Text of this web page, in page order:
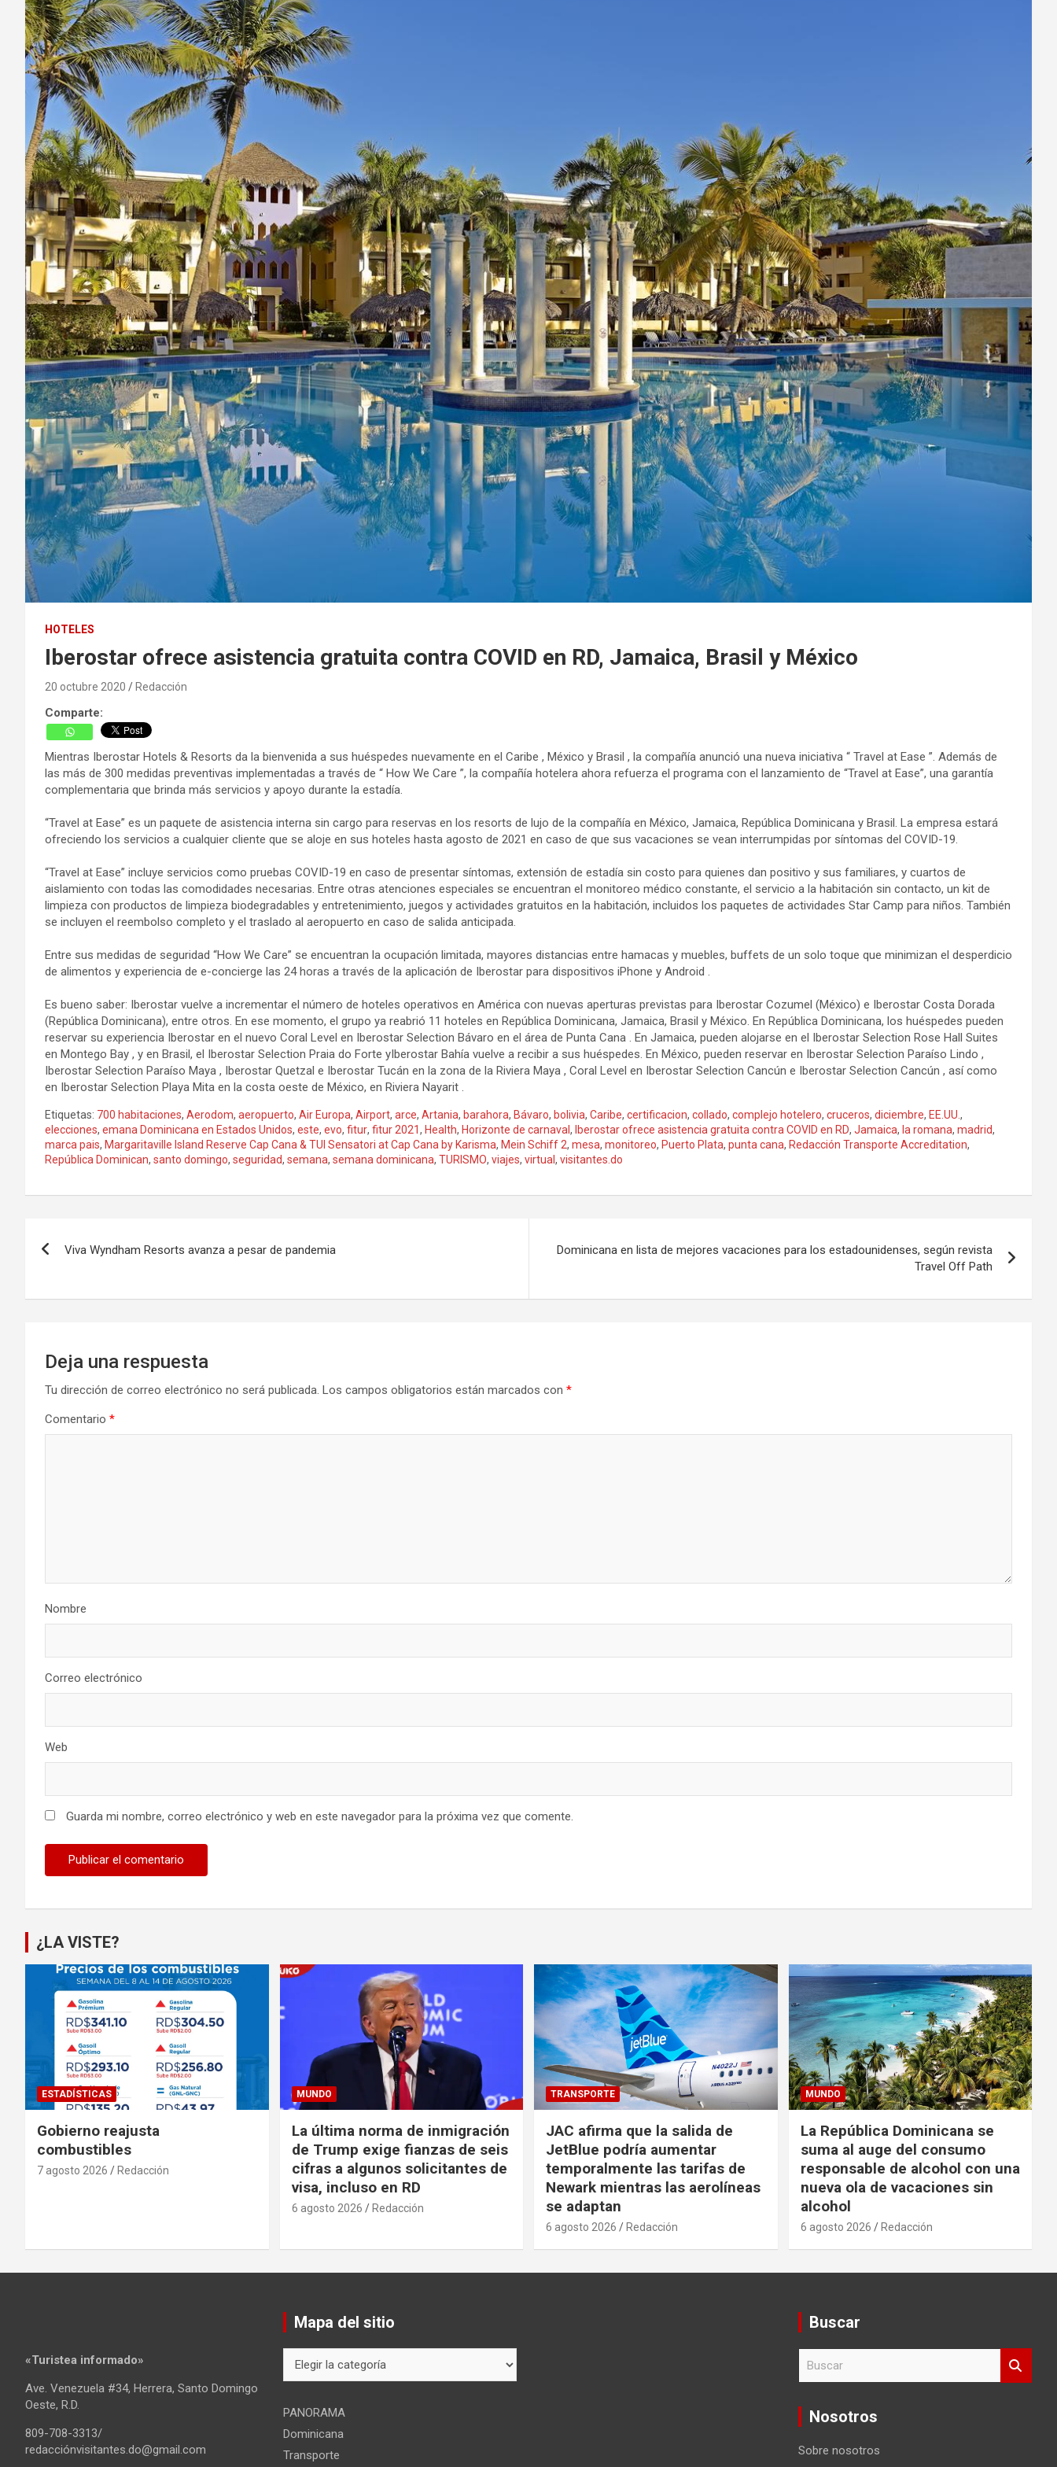
HOTELES
Iberostar ofrece asistencia gratuita contra COVID en RD, Jamaica, Brasil y México
20 octubre 2020 Redacción
Comparte:
Mientras Iberostar Hotels & Resorts da la bienvenida a sus huéspedes nuevamente en el Caribe , México y Brasil , la compañía anunció una nueva iniciativa “ Travel at Ease ”. Además de
las más de 300 medidas preventivas implementadas a través de “ How We Care ”, la compañía hotelera ahora refuerza el programa con el lanzamiento de “Travel at Ease”, una garantía
complementaria que brinda más servicios y apoyo durante la estadía.
“Travel at Ease” es un paquete de asistencia interna sin cargo para reservas en los resorts de lujo de la compañía en México, Jamaica, República Dominicana y Brasil. La empresa estará
ofreciendo los servicios a cualquier cliente que se aloje en sus hoteles hasta agosto de 2021 en caso de que sus vacaciones se vean interrumpidas por síntomas del COVID-19.
“Travel at Ease” incluye servicios como pruebas COVID-19 en caso de presentar síntomas, extensión de estadía sin costo para quienes dan positivo y sus familiares, y cuartos de
aislamiento con todas las comodidades necesarias. Entre otras atenciones especiales se encuentran el monitoreo médico constante, el servicio a la habitación sin contacto, un kit de
limpieza con productos de limpieza biodegradables y entretenimiento, juegos y actividades gratuitos en la habitación, incluidos los paquetes de actividades Star Camp para niños. También
se incluyen el reembolso completo y el traslado al aeropuerto en caso de salida anticipada.
Entre sus medidas de seguridad “How We Care” se encuentran la ocupación limitada, mayores distancias entre hamacas y muebles, buffets de un solo toque que minimizan el desperdicio
de alimentos y experiencia de e-concierge las 24 horas a través de la aplicación de Iberostar para dispositivos iPhone y Android .
Es bueno saber: Iberostar vuelve a incrementar el número de hoteles operativos en América con nuevas aperturas previstas para Iberostar Cozumel (México) e Iberostar Costa Dorada
(República Dominicana), entre otros. En ese momento, el grupo ya reabrió 11 hoteles en República Dominicana, Jamaica, Brasil y México. En República Dominicana, los huéspedes pueden
reservar su experiencia Iberostar en el nuevo Coral Level en Iberostar Selection Bávaro en el área de Punta Cana . En Jamaica, pueden alojarse en el Iberostar Selection Rose Hall Suites
en Montego Bay , y en Brasil, el Iberostar Selection Praia do Forte yIberostar Bahía vuelve a recibir a sus huéspedes. En México, pueden reservar en Iberostar Selection Paraíso Lindo ,
Iberostar Selection Paraíso Maya , Iberostar Quetzal e Iberostar Tucán en la zona de la Riviera Maya , Coral Level en Iberostar Selection Cancún e Iberostar Selection Cancún , así como
en Iberostar Selection Playa Mita en la costa oeste de México, en Riviera Nayarit .
Etiquetas: 700 habitaciones, Aerodom, aeropuerto, Air Europa, Airport, arce, Artania, barahora, Bávaro, bolivia, Caribe, certificacion, collado, complejo hotelero, cruceros, diciembre, EE.UU. ,
elecciones, emana Dominicana en Estados Unidos, este, evo, fitur, fitur 2021, Health, Horizonte de carnaval , Iberostar ofrece asistencia gratuita contra COVID en RD, Jamaica, la romana, madrid,
marca pais, Margaritaville Island Reserve Cap Cana & TUI Sensatori at Cap Cana by Karisma, Mein Schiff 2, mesa, monitoreo, Puerto Plata, punta cana, Redacción Transporte Accreditation,
República Dominican, santo domingo, seguridad, semana, semana dominicana, TURISMO, viajes, virtual , visitantes.do
entradas
Viva Wyndham Resorts avanza a pesar de pandemia
Dominicana en lista de mejores vacaciones para los estadounidenses, según revista
Travel Off Path
Deja una respuesta
Tu dirección de correo electrónico no será publicada. Los campos obligatorios están marcados con *
Comentario *
Nombre
Correo electrónico
Web
Guarda mi nombre, correo electrónico y web en este navegador para la próxima vez que comente.
¿LA VISTE?
ESTADÍSTICAS
Gobierno reajusta
combustibles
7 agosto 2026 Redacción
MUNDO
La última norma de inmigración
de Trump exige fianzas de seis
cifras a algunos solicitantes de
visa, incluso en RD
6 agosto 2026 Redacción
TRANSPORTE
JAC afirma que la salida de
JetBlue podría aumentar
temporalmente las tarifas de
Newark mientras las aerolíneas
se adaptan
6 agosto 2026 Redacción
MUNDO
La República Dominicana se
suma al auge del consumo
responsable de alcohol con una
nueva ola de vacaciones sin
alcohol
6 agosto 2026 Redacción
«Turistea informado»
Ave. Venezuela #34, Herrera, Santo Domingo
Oeste, R.D.
809-708-3313/
redacciónvisitantes.do@gmail.com
Mapa del sitio
del
PANORAMA
Dominicana
Transporte
Buscar
c
Nosotros
Sobre nosotros